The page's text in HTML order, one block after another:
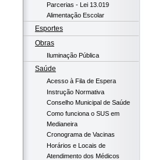
Parcerias - Lei 13.019
Alimentação Escolar
Esportes
Obras
Iluminação Pública
Saúde
Acesso à Fila de Espera
Instrução Normativa
Conselho Municipal de Saúde
Como funciona o SUS em
Medianeira
Cronograma de Vacinas
Horários e Locais de
Atendimento dos Médicos